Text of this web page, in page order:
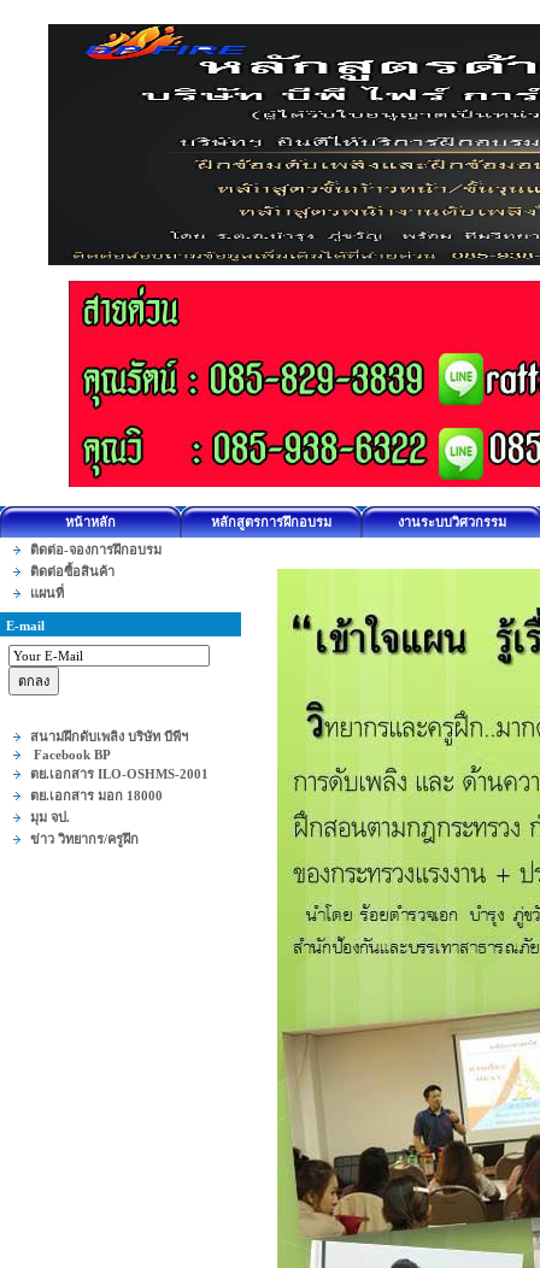
หน้าหลัก หลักสูตรการฝึกอบรม
งานระบบวิศวกรรม
ติดต่อ-จองการฝึกอบรม
ติดต่อซื้อสินค้า
แผนที่
E-mail
สนามฝึกดับเพลิง บริษัท บีพีฯ
Facebook BP
ตย.เอกสาร ILO-OSHMS-2001
ตย.เอกสาร มอก 18000
มุม จป.
ข่าว วิทยากร/ครูฝึก